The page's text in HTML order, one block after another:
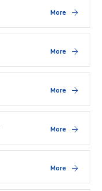
More
More
More
More
More